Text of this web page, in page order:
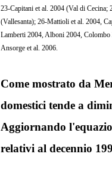
23-Capitani et al. 2004 (Val di
(Vallesanta); 26-Mattioli et al. 2004,
Lamberti 2004, Alboni 2004,
Ansorge et al. 2006.
Come mostrato da
domestici tende a
Aggiornando
relativi al decennio